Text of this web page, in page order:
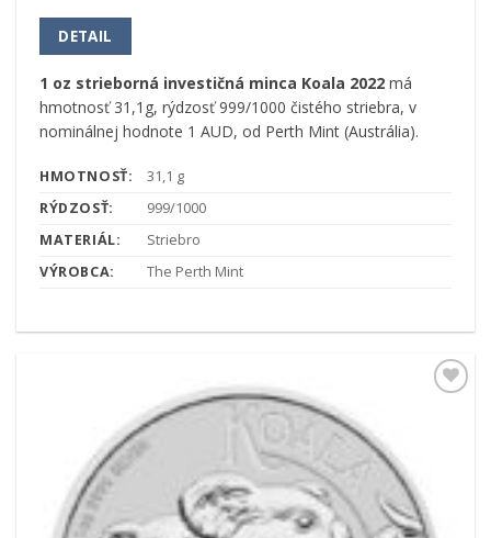
DETAIL
1 oz strieborná investičná minca Koala 2022 má
hmotnosť 31,1g, rýdzosť 999/1000 čistého striebra, v
nominálnej hodnote 1 AUD, od Perth Mint (Austrália).
HMOTNOSŤ:
31,1 g
RÝDZOSŤ:
999/1000
MATERIÁL:
Striebro
VÝROBCA:
The Perth Mint